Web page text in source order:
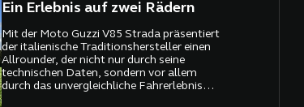
Ein Erlebnis auf zwei Rädern
Mit der Moto Guzzi V85 Strada präsentiert
der italienische Traditionshersteller einen
Allrounder, der nicht nur durch seine
technischen Daten, sondern vor allem
durch das unvergleichliche Fahrerlebnis
überzeugt.